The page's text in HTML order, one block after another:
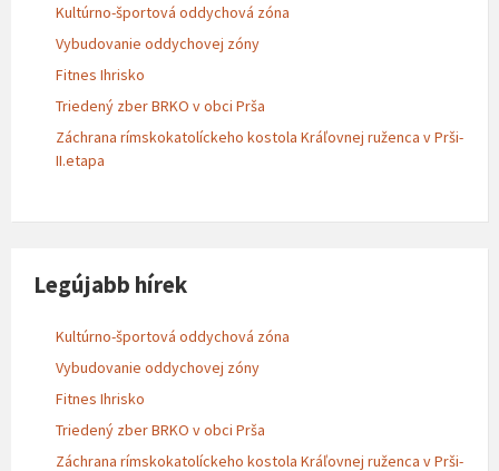
Kultúrno-športová oddychová zóna
Vybudovanie oddychovej zóny
Fitnes Ihrisko
Triedený zber BRKO v obci Prša
Záchrana rímskokatolíckeho kostola Kráľovnej ruženca v Prši-
II.etapa
Legújabb hírek
Kultúrno-športová oddychová zóna
Vybudovanie oddychovej zóny
Fitnes Ihrisko
Triedený zber BRKO v obci Prša
Záchrana rímskokatolíckeho kostola Kráľovnej ruženca v Prši-